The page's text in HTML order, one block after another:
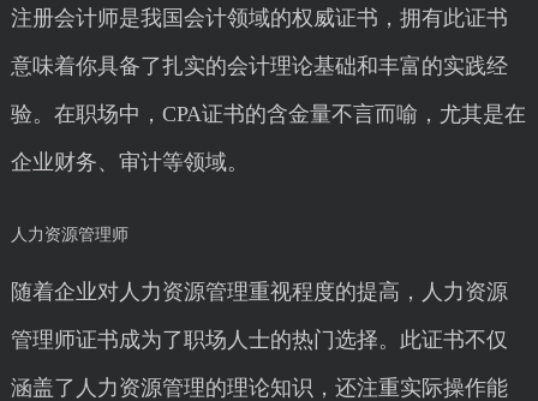
注册会计师是我国会计领域的权威证书，拥有此证书
意味着你具备了扎实的会计理论基础和丰富的实践经
验。在职场中，CPA证书的含金量不言而喻，尤其是在
企业财务、审计等领域。
人力资源管理师
随着企业对人力资源管理重视程度的提高，人力资源
管理师证书成为了职场人士的热门选择。此证书不仅
涵盖了人力资源管理的理论知识，还注重实际操作能